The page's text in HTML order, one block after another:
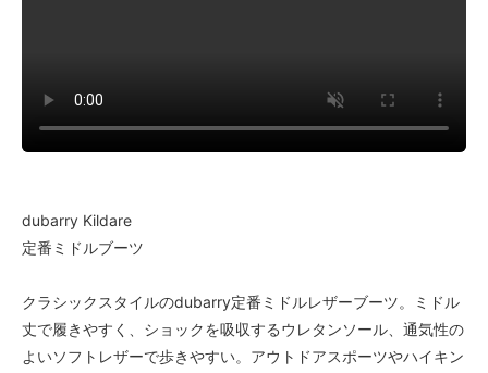
dubarry Kildare
定番ミドルブーツ
クラシックスタイルのdubarry定番ミドルレザーブーツ。ミドル
丈で履きやすく、ショックを吸収するウレタンソール、通気性の
よいソフトレザーで歩きやすい。アウトドアスポーツやハイキン